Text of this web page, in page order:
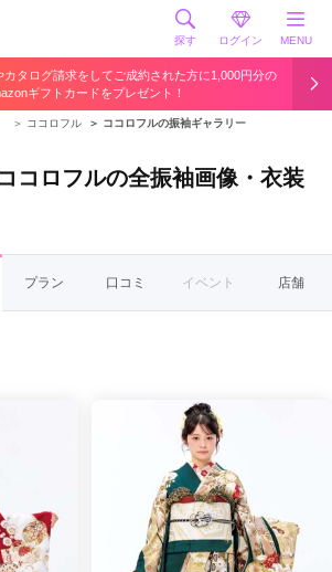
探す ログイン MENU
カタログ請求をしてご成約された方に1,000円分の
ギフトカードをプレゼント！
＞ ココロフル ＞ ココロフルの振袖ギャラリー
コロフルの全振袖画像・衣装
プラン 口コミ イベント 店舗